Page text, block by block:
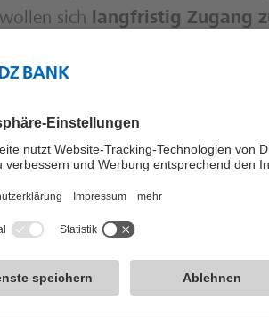
sich langfristig Zugang
Venezuela über die größten
jahrelanger Misswirtschaft,
behindern nicht nur den
– ein Zustand, der
soll
könnte dies